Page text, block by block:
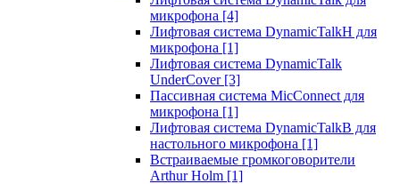
микрофона [4]
Лифтовая система DynamicTalkH для
микрофона [1]
Лифтовая система DynamicTalk
UnderCover [3]
Пассивная система MicConnect для
микрофона [1]
Лифтовая система DynamicTalkB для
настольного микрофона [1]
Встраиваемые громкоговорители
Arthur Holm [1]